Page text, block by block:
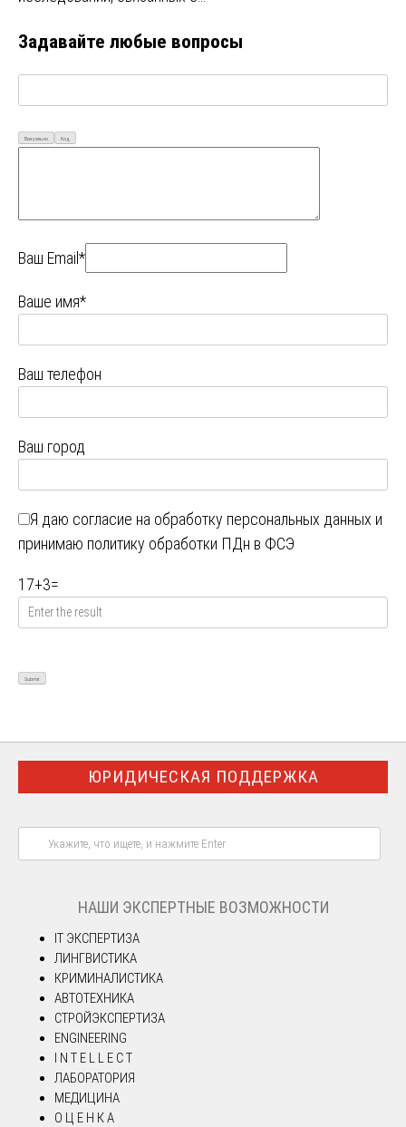
Задавайте любые вопросы
Визуально Код
Ваш Email*
Ваше имя*
Ваш телефон
Ваш город
Я даю согласие на обработку персональных данных и
принимаю политику обработки ПДн в ФСЭ
17+3=
ЮРИДИЧЕСКАЯ ПОДДЕРЖКА
НАШИ ЭКСПЕРТНЫЕ ВОЗМОЖНОСТИ
IT ЭКСПЕРТИЗА
ЛИНГВИСТИКА
КРИМИНАЛИСТИКА
АВТОТЕХНИКА
СТРОЙЭКСПЕРТИЗА
ENGINEERING
I N T E L L E C T
ЛАБОРАТОРИЯ
МЕДИЦИНА
О Ц Е Н К А